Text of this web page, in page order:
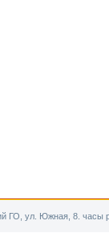
ГО, ул. Южная, 8. часы